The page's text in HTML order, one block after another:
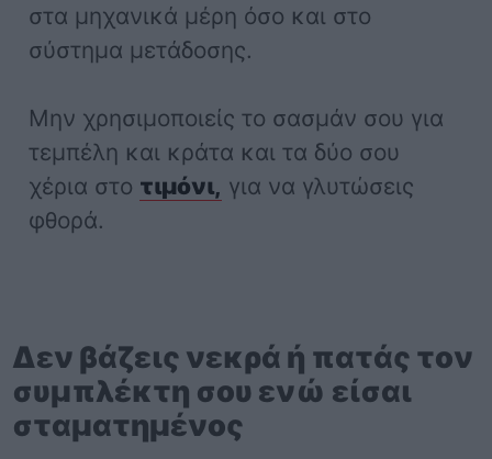
στα μηχανικά μέρη όσο και στο
σύστημα μετάδοσης.
Μην χρησιμοποιείς το σασμάν σου για
τεμπέλη και κράτα και τα δύο σου
χέρια στο τιμόνι, για να γλυτώσεις
φθορά.
Δεν βάζεις νεκρά ή πατάς τον
συμπλέκτη σου ενώ είσαι
σταματημένος